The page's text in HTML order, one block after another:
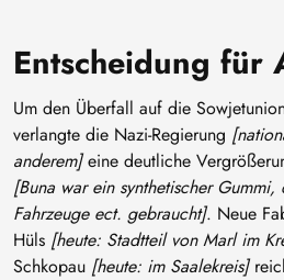
Entscheidung für
Um den Überfall auf die
verlangte die Nazi-Regierung
anderem]eine deutliche
[Buna war ein synthetischer
Fahrzeuge ect. gebraucht]. Neue
Hüls [heute: Stadtteil von Marl im
Schkopau [heute: im Saalekreis]